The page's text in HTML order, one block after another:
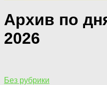
Архив по
2026
Без рубрики